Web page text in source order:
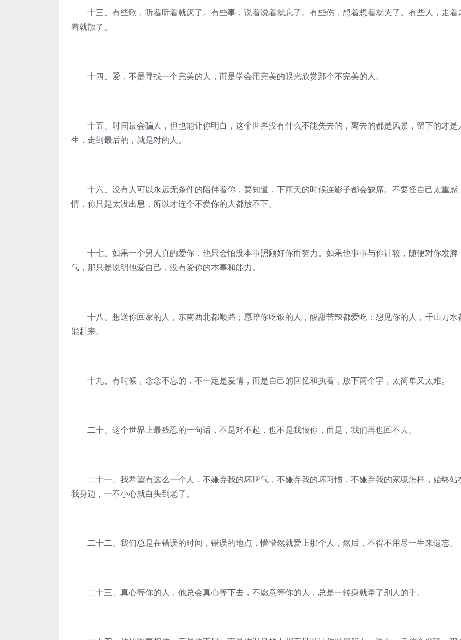
十三、有些歌，听着听着就厌了。有些事，说着说着就忘了。有些伤，想着想着就哭了。有些人，走着
着就散了。
十四、爱，不是寻找一个完美的人，而是学会用完美的眼光欣赏那个不完美的人。
十五、时间最会骗人，但也能让你明白，这个世界没有什么不能失去的，离去的都是风景，留下的才是
生，走到最后的，就是对的人。
十六、没有人可以永远无条件的陪伴着你，要知道，下雨天的时候连影子都会缺席。不要怪自己太重感
情，你只是太没出息，所以才连个不爱你的人都放不下。
十七、如果一个男人真的爱你，他只会怕没本事照顾好你而努力。如果他事事与你计较，随便对你发脾
气，那只是说明他爱自己，没有爱你的本事和能力。
十八、想送你回家的人，东南西北都顺路；愿陪你吃饭的人，酸甜苦辣都爱吃；想见你的人，千山万水
能赶来。
十九、有时候，念念不忘的，不一定是爱情，而是自己的回忆和执着，放下两个字，太简单又太难。
二十、这个世界上最残忍的一句话，不是对不起，也不是我恨你，而是，我们再也回不去。
二十一、我希望有这么一个人，不嫌弃我的坏脾气，不嫌弃我的坏习惯，不嫌弃我的家境怎样，始终站
我身边，一不小心就白头到老了。
二十二、我们总是在错误的时间，错误的地点，懵懵然就爱上那个人，然后，不得不用尽一生来遗忘。
二十三、真心等你的人，他总会真心等下去，不愿意等你的人，总是一转身就牵了别人的手。